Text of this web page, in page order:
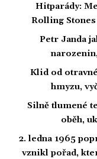
Hitparády:
Rolling
Petr Janda
Klid od
hmyzu,
Silně tlumené
oběh,
2. ledna 1965
vznikl pořad,